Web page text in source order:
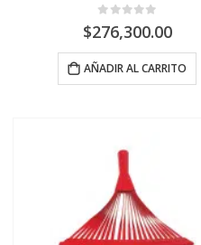
0out of 5
$276,300.00
AÑADIR AL CARRITO